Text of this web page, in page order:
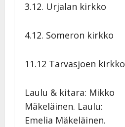
3.12. Urjalan kirkko
4.12. Someron kirkko
11.12 Tarvasjoen kirkko
Laulu & kitara: Mikko
Mäkeläinen. Laulu:
Emelia Mäkeläinen.